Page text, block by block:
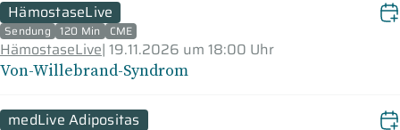
HämostaseLive
Sendung 120 Min CME
HämostaseLive| 19.11.2026 um 18:00 Uhr
Von-Willebrand-Syndrom
medLive Adipositas